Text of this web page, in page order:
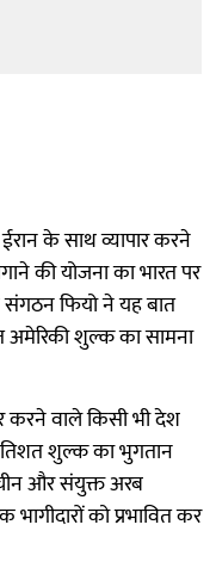
ईरान के साथ व्यापार करने
की योजना का भारत पर
संगठन फियो ने यह बात
अमेरिकी शुल्क का सामना
करने वाले किसी भी देश
शुल्क का भुगतान
और संयुक्त अरब
को प्रभावित कर